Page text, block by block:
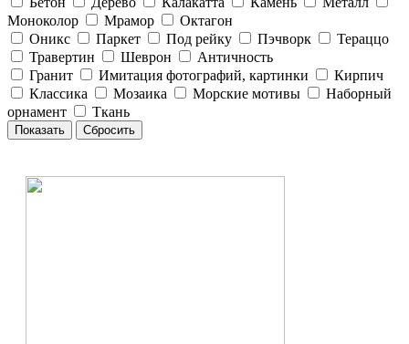
Моноколор
Мрамор
Октагон
Оникс
Паркет Под рейку Пэчворк
Тераццо
Травертин
Шеврон
Античность
Гранит
Имитация фотографий, картинки
Кирпич
Классика
Мозаика Морские мотивы
Наборный
орнамент
Ткань